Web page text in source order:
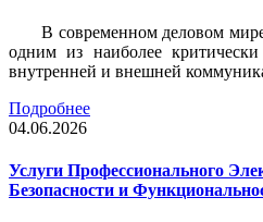
В современном деловом
одним из наиболее
внутренней и внешней
Подробнее
04.06.2026
Услуги Профессионального
Безопасности и